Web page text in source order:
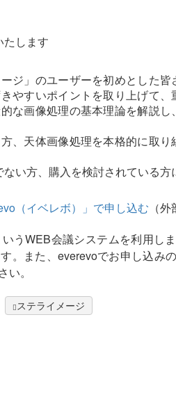
します
ジ」のユーザーを初めとした
やすいポイントを取り上げて
な画像処理の基本理論を解説
、天体画像処理を本格的に取
い方、購入を検討されている方
（イベレボ）」で申し込む （
うWEB会議システムを利用し
。また、everevoでお申し込み
。
ステライメージ